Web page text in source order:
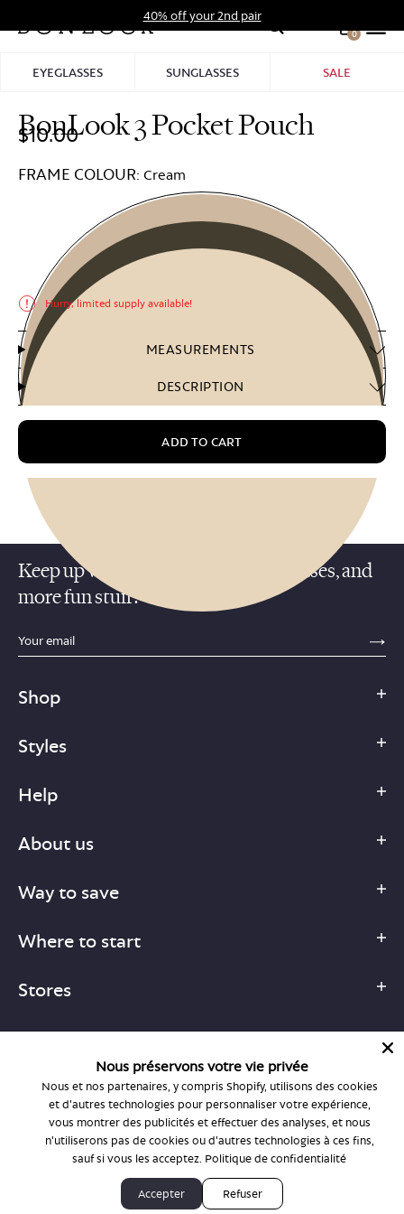
to
40% off your 2nd pair
0
EYEGLASSES SUNGLASSES SALE
BonLook 3 Pocket Pouch
$10.00
FRAME COLOUR: Cream
Cream
Dark
Hurry, limited supply available!
MEASUREMENTS
DESCRIPTION
ADD TO CART
Keep up with promotions, new releases, and
more fun stuff!
sections.footer.email_field_ada_label
Shop
Styles
Help
About us
Way to save
Where to start
Stores
1-877-755-6659
support@bonlook.com
© BonLook 2026 operated by BonLook Optique & BonLook BC.
Dr. Frederic Marchand, optométriste.
Nous préservons votre vie privée
Nous et nos partenaires, y compris Shopify, utilisons des cookies
et d'autres technologies pour personnaliser votre expérience,
vous montrer des publicités et effectuer des analyses, et nous
n'utiliserons pas de cookies ou d'autres technologies à ces fins,
sauf si vous les acceptez. Politique de confidentialité
Accepter Refuser